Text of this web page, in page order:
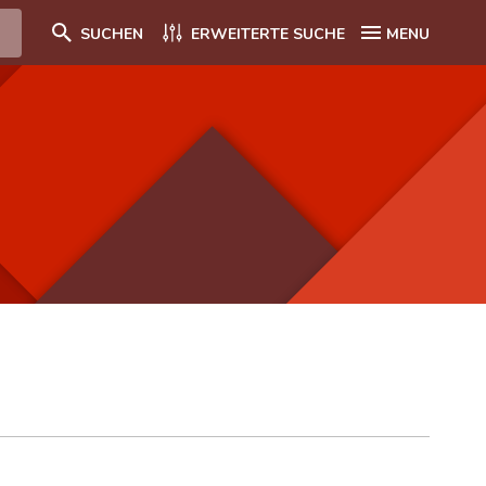
SUCHEN ERWEITERTE SUCHE MENU